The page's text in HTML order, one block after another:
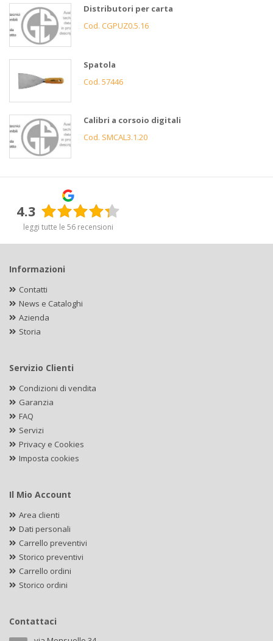
Distributori per carta
Cod. CGPUZ0.5.16
Spatola
Cod. 57446
Calibri a corsoio digitali
Cod. SMCAL3.1.20
4.3
leggi tutte le 56 recensioni
Informazioni
Contatti
News e Cataloghi
Azienda
Storia
Servizio Clienti
Condizioni di vendita
Garanzia
FAQ
Servizi
Privacy e Cookies
Imposta cookies
Il Mio Account
Area clienti
Dati personali
Carrello preventivi
Storico preventivi
Carrello ordini
Storico ordini
Contattaci